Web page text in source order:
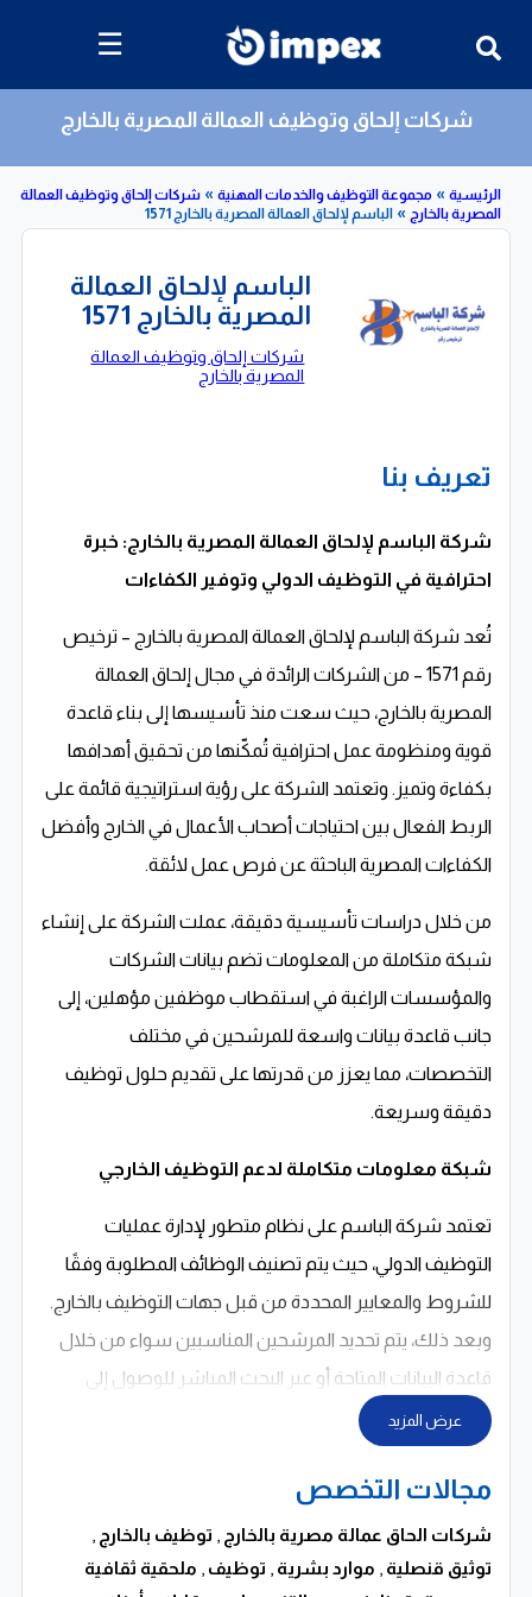
☰
شركات إلحاق وتوظيف العمالة المصرية بالخارج
»
مجموعة التوظيف والخدمات المهنية
»
شركات إلحاق وتوظيف العمالة
»
الباسم لإلحاق العمالة
المصرية بالخارج 1571
تعريف بنا
شركة الباسم لإلحاق العمالة المصرية بالخارج: خبرة
احترافية في التوظيف الدولي وتوفير الكفاءات
تُعد شركة الباسم لإلحاق العمالة المصرية بالخارج – ترخيص
رقم 1571 – من الشركات الرائدة في مجال إلحاق العمالة
المصرية بالخارج، حيث سعت منذ تأسيسها إلى بناء قاعدة
قوية ومنظومة عمل احترافية تُمكّنها من تحقيق أهدافها
بكفاءة وتميز. وتعتمد الشركة على رؤية استراتيجية قائمة على
الربط الفعال بين احتياجات أصحاب الأعمال في الخارج وأفضل
الكفاءات المصرية الباحثة عن فرص عمل لائقة.
من خلال دراسات تأسيسية دقيقة، عملت الشركة على إنشاء
شبكة متكاملة من المعلومات تضم بيانات الشركات
والمؤسسات الراغبة في استقطاب موظفين مؤهلين، إلى
جانب قاعدة بيانات واسعة للمرشحين في مختلف
التخصصات، مما يعزز من قدرتها على تقديم حلول توظيف
دقيقة وسريعة.
شبكة معلومات متكاملة لدعم التوظيف الخارجي
تعتمد شركة الباسم على نظام متطور لإدارة عمليات
التوظيف الدولي، حيث يتم تصنيف الوظائف المطلوبة وفقًا
للشروط والمعايير المحددة من قبل جهات التوظيف بالخارج.
وبعد ذلك، يتم تحديد المرشحين المناسبين سواء من خلال
قاعدة البيانات المتاحة أو عبر البحث المباشر للوصول إلى
أفضل الكفاءات.
العمالة بالخارج، وتقليل الوقت اللازم لاختيار المرشحين
المناسبين، مع ضمان توافق المهارات والخبرات مع متطلبات
عرض المزيد
مجالات التخصص
شركات الحاق عمالة مصرية بالخارج , توظيف بالخارج ,
توثيق قنصلية , موارد بشرية , توظيف , ملحقية ثقافية